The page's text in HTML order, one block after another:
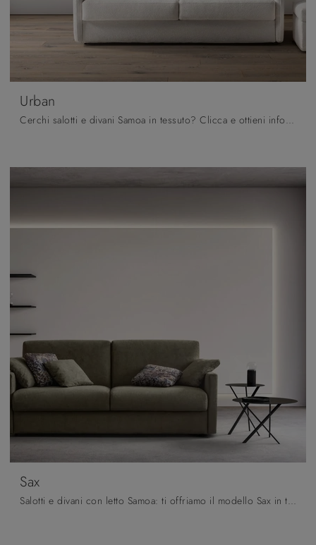
Urban
Cerchi salotti e divani Samoa in tessuto? Clicca e ottieni informazioni sul modello Urban per spazi moderni.
Sax
Salotti e divani con letto Samoa: ti offriamo il modello Sax in tessuto per completare la zona giorno.